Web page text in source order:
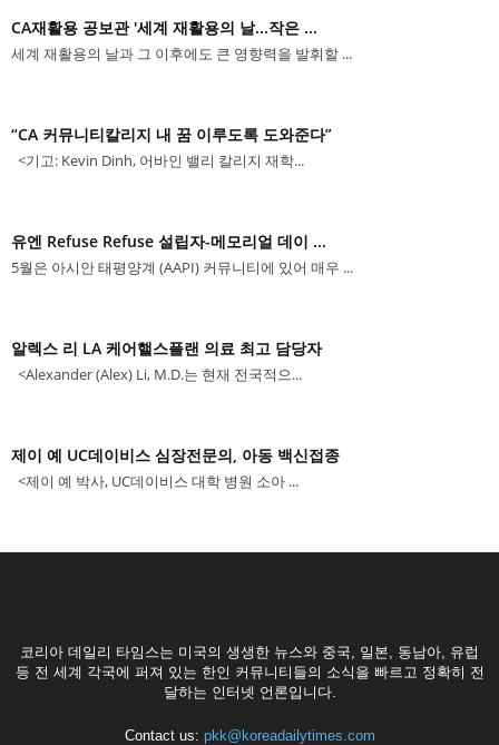
CA재활용 공보관 '세계 재활용의 날...작은 ...
세계 재활용의 날과 그 이후에도 큰 영향력을 발휘할 ...
“CA 커뮤니티칼리지 내 꿈 이루도록 도와준다”
<기고: Kevin Dinh, 어바인 밸리 칼리지 재학...
유엔 Refuse Refuse 설립자-메모리얼 데이 ...
5월은 아시안 태평양계 (AAPI) 커뮤니티에 있어 매우 ...
알렉스 리 LA 케어핼스플랜 의료 최고 담당자
<Alexander (Alex) Li, M.D.는 현재 전국적으...
제이 예 UC데이비스 심장전문의, 아동 백신접종
<제이 예 박사, UC데이비스 대학 병원 소아 ...
코리아 데일리 타임스는 미국의 생생한 뉴스와 중국, 일본, 동남아, 유럽
등 전 세계 각국에 퍼져 있는 한인 커뮤니티들의 소식을 빠르고 정확히 전
달하는 인터넷 언론입니다.
Contact us: pkk@koreadailytimes.com